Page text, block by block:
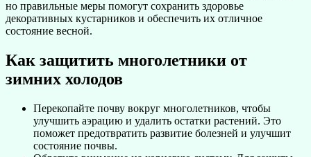
но правильные меры помогут сохранить здоровье
декоративных кустарников и обеспечить их отличное
состояние весной.
Как защитить многолетники от
зимних холодов
Перекопайте почву вокруг многолетников, чтобы
улучшить аэрацию и удалить остатки растений. Это
поможет предотвратить развитие болезней и улучшит
состояние почвы.